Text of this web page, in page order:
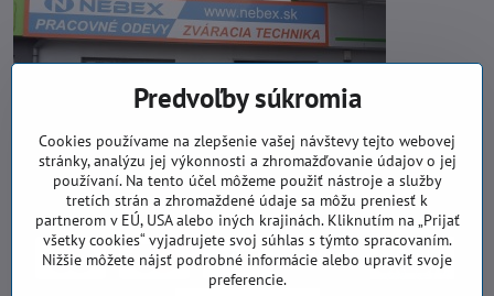
Predvoľby súkromia
Cookies používame na zlepšenie vašej návštevy tejto webovej
stránky, analýzu jej výkonnosti a zhromažďovanie údajov o jej
používaní. Na tento účel môžeme použiť nástroje a služby
tretích strán a zhromaždené údaje sa môžu preniesť k
partnerom v EÚ, USA alebo iných krajinách. Kliknutím na „Prijať
všetky cookies“ vyjadrujete svoj súhlas s týmto spracovaním.
Nižšie môžete nájsť podrobné informácie alebo upraviť svoje
preferencie.